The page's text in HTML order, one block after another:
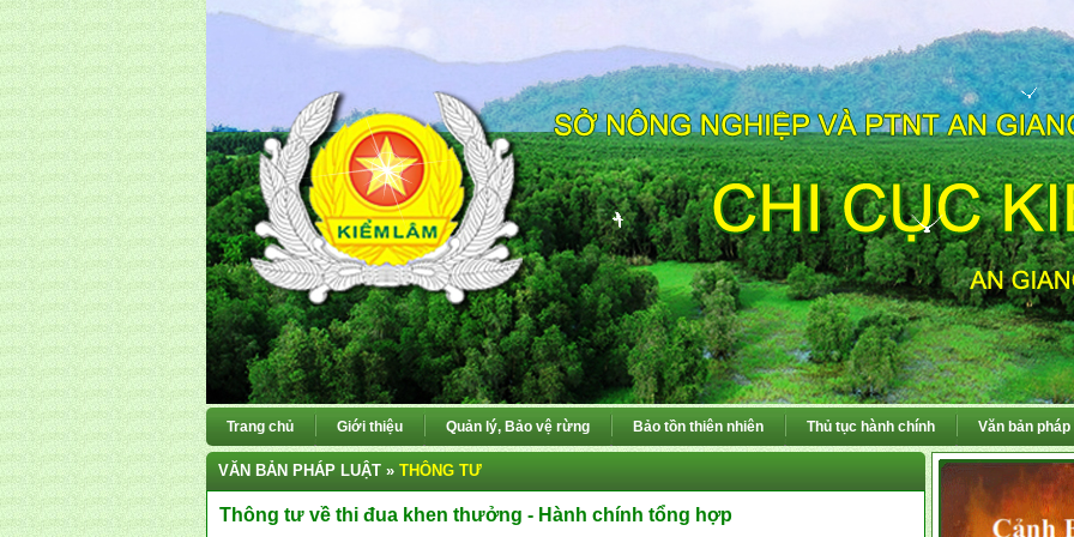
Trang chủ Giới thiệu Quản lý, Bảo vệ rừng Bảo tồn thiên nhiên Thủ tục hành chính Văn bản pháp
VĂN BẢN PHÁP LUẬT » THÔNG TƯ
Thông tư về thi đua khen thưởng - Hành chính tổng hợp